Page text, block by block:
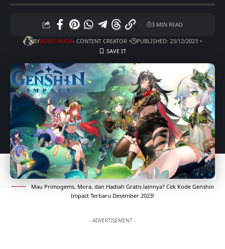
BYNOER HUDA- CONTENT CREATOR PUBLISHED: 23/12/2023
3 MIN READ
Mau Primogems, Mora, dan Hadiah Gratis lainnya? Cek Kode Genshin
Impact Terbaru Desember 2023!
- ADVERTISEMENT -